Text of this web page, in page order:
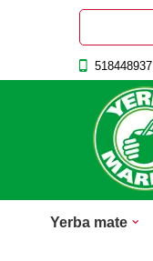
518448937
Yerba mate